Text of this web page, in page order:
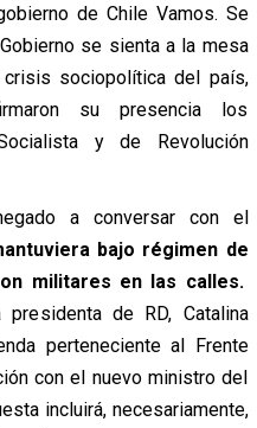
de Chile Vamos. Se
se sienta a la mesa
sociopolítica del país,
su presencia los
y de Revolución
a conversar con el
bajo régimen de
militares en las calles.
de RD, Catalina
perteneciente al Frente
con el nuevo ministro del
incluirá, necesariamente,